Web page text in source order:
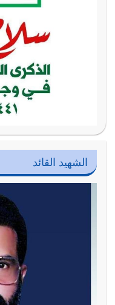
الشهيد القائد